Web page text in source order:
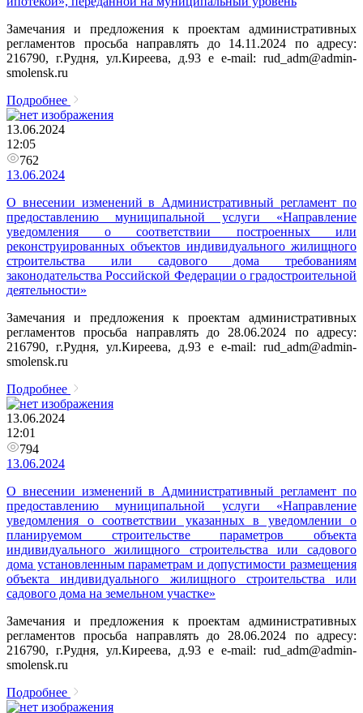
Замечания и предложения к проектам административных
регламентов просьба направлять до 14.11.2024 по адресу:
216790, г.Рудня, ул.Киреева, д.93 e e-mail: rud_adm@admin-
smolensk.ru
Подробнее
13.06.2024
12:05
762
13.06.2024
О внесении изменений в Административный регламент по
предоставлению муниципальной услуги «Направление
уведомления о соответствии построенных или
реконструированных объектов индивидуального жилищного
строительства или садового дома требованиям
законодательства Российской Федерации о градостроительной
деятельности»
Замечания и предложения к проектам административных
регламентов просьба направлять до 28.06.2024 по адресу:
216790, г.Рудня, ул.Киреева, д.93 e e-mail: rud_adm@admin-
smolensk.ru
Подробнее
13.06.2024
12:01
794
13.06.2024
О внесении изменений в Административный регламент по
предоставлению муниципальной услуги «Направление
уведомления о соответствии указанных в уведомлении о
планируемом строительстве параметров объекта
индивидуального жилищного строительства или садового
дома установленным параметрам и допустимости размещения
объекта индивидуального жилищного строительства или
садового дома на земельном участке»
Замечания и предложения к проектам административных
регламентов просьба направлять до 28.06.2024 по адресу:
216790, г.Рудня, ул.Киреева, д.93 e e-mail: rud_adm@admin-
smolensk.ru
Подробнее